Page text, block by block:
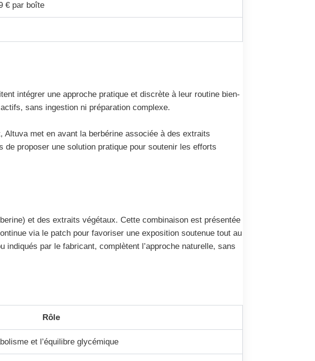
€ par boîte
intégrer une approche pratique et discrète à leur routine bien-
sans ingestion ni préparation complexe.
Altuva met en avant la berbérine associée à des extraits
de proposer une solution pratique pour soutenir les efforts
et des extraits végétaux. Cette combinaison est présentée
via le patch pour favoriser une exposition soutenue tout au
par le fabricant, complètent l’approche naturelle, sans
Rôle
et l’équilibre glycémique